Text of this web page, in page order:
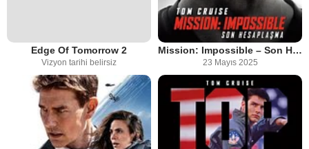
Edge Of Tomorrow 2
Vizyon tarihi belirsiz
Mission: Impossible – Son Hesaplaşma
23 Mayıs 2025